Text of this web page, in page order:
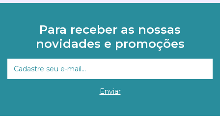
Para receber as nossas
novidades e promoções